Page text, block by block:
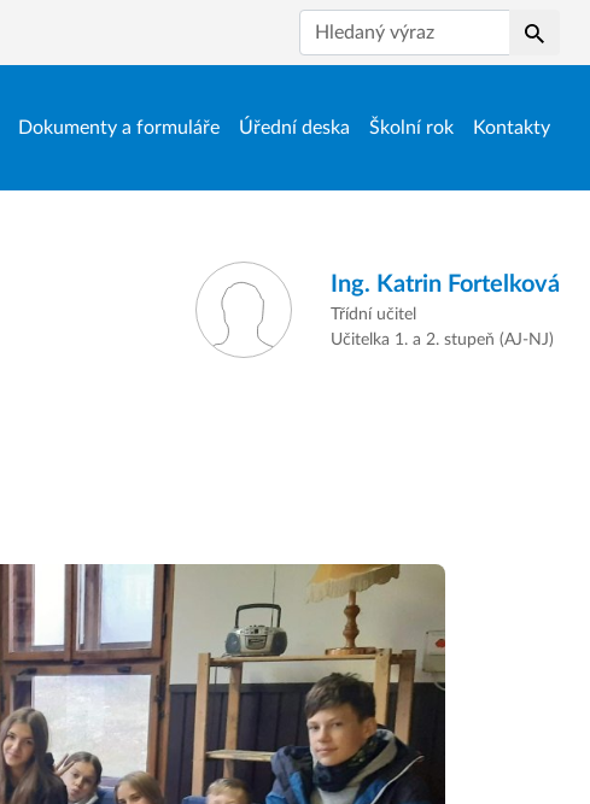
Dokumenty a formuláře Úřední deska Školní rok Kontakty
Hledat
Ing. Katrin Fortelková
Třídní učitel
Učitelka 1. a 2. stupeň (AJ-NJ)